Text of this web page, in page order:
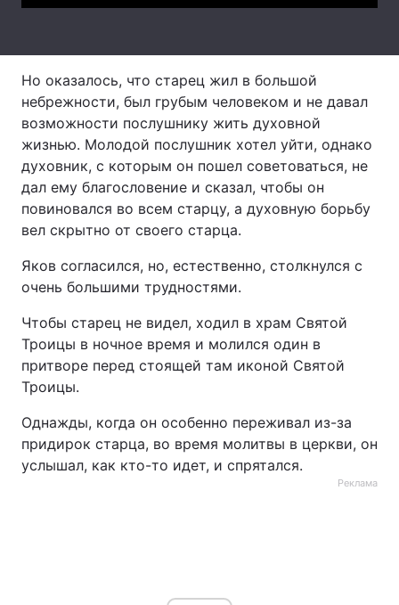
Архів Вакансії
Контакти
Послуги
Тема оформлення
Но оказалось, что старец жил в большой
небрежности, был грубым человеком и не давал
возможности послушнику жить духовной
жизнью. Молодой послушник хотел уйти, однако
духовник, с которым он пошел советоваться, не
дал ему благословение и сказал, чтобы он
повиновался во всем старцу, а духовную борьбу
вел скрытно от своего старца.
Яков согласился, но, естественно, столкнулся с
очень большими трудностями.
Чтобы старец не видел, ходил в храм Святой
Троицы в ночное время и молился один в
притворе перед стоящей там иконой Святой
Троицы.
Однажды, когда он особенно переживал из-за
придирок старца, во время молитвы в церкви, он
услышал, как кто-то идет, и спрятался.
Реклама